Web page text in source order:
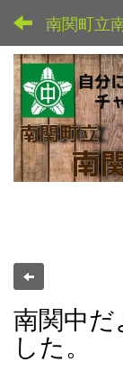
南関町立
南関中
した。